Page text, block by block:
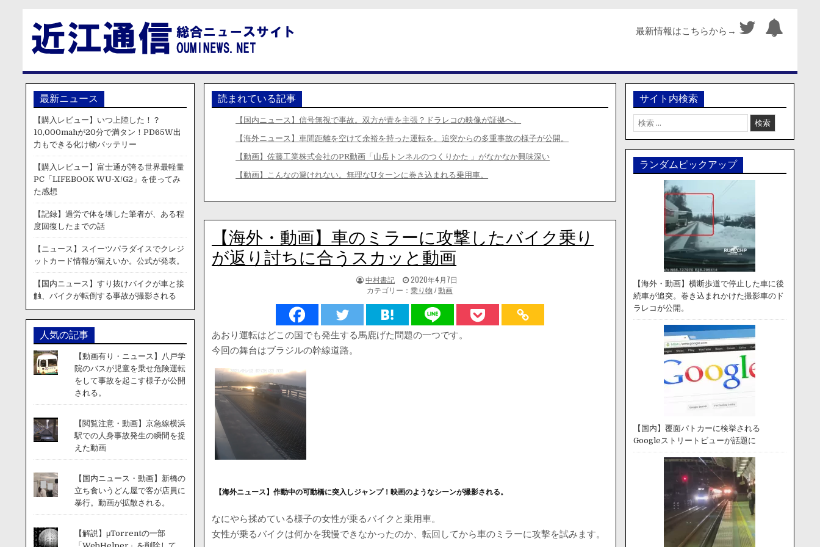
最新情報はこちらから→
読まれている記事
【国内ニュース】信号無視で事故。双方が青を主張？ドラレコの映像が証拠へ。
【海外ニュース】車間距離を空けて余裕を持った運転を。追突からの多重事故の様子が公開。
【動画】佐藤工業株式会社のPR動画「山岳トンネルのつくりかた 」がなかなか興味深い
【動画】こんなの避けれない。無理なUターンに巻き込まれる乗用車。
【海外・動画】車のミラーに攻撃したバイク乗り
が返り討ちに合うスカッと動画
著
者:
中村書記
掲
載
日：
2020年4月7日
カテゴリー：乗り物 /動画
あおり運転はどこの国でも発生する馬鹿げた問題の一つです。
今回の舞台はブラジルの幹線道路。
【海外ニュース】作動中の可動橋に突入しジャンプ！映画のようなシーンが撮影される。
なにやら揉めている様子の女性が乗るバイクと乗用車。
女性が乗るバイクは何かを我慢できなかったのか、転回してから車のミラーに攻撃を試みます。
最新ニュース
【購入レビュー】いつ上陸した！？
10,000mahが20分で満タン！PD65W出
力もできる化け物バッテリー
【購入レビュー】富士通が誇る世界最軽量
PC「LIFEBOOK WU-X/G2」を使ってみ
た感想
【記録】過労で体を壊した筆者が、ある程
度回復したまでの話
【ニュース】スイーツパラダイスでクレジ
ットカード情報が漏えいか。公式が発表。
【国内ニュース】すり抜けバイクが車と接
触、バイクが転倒する事故が撮影される
人気の記事
【動画有り・ニュース】八戸学
院のバスが児童を乗せ危険運転
をして事故を起こす様子が公開
される。
【閲覧注意・動画】京急線横浜
駅での人身事故発生の瞬間を捉
えた動画
【国内ニュース・動画】新橋の
立ち食いうどん屋で客が店員に
暴行。動画が拡散される。
【解説】μTorrentの一部
サイト内検索
検
索:
ランダムピックアップ
【海外・動画】横断歩道で停止した車に後
続車が追突。巻き込まれかけた撮影車のド
ラレコが公開。
【国内】覆面パトカーに検挙される
Googleストリートビューが話題に